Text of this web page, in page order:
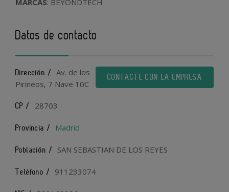
MARCAS: BEYONDTECH
Datos de contacto
CONTACTE CON LA EMPRESA
Dirección / Av. de los
Pirineos, 7 Nave 10C
CP / 28703
Provincia / Madrid
Población / SAN SEBASTIAN DE LOS REYES
Teléfono / 911233074